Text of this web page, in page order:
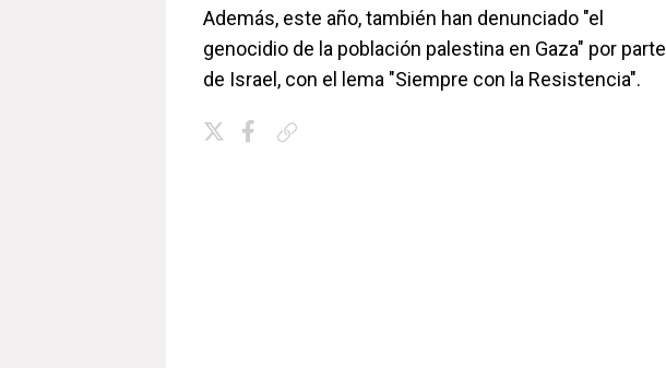
Además, este año, también han denunciado "el
genocidio de la población palestina en Gaza" por parte
de Israel, con el lema "Siempre con la Resistencia".